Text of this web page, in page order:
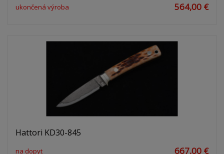
ukončená výroba 564,00 €
Hattori KD30-845
na dopyt 667,00 €